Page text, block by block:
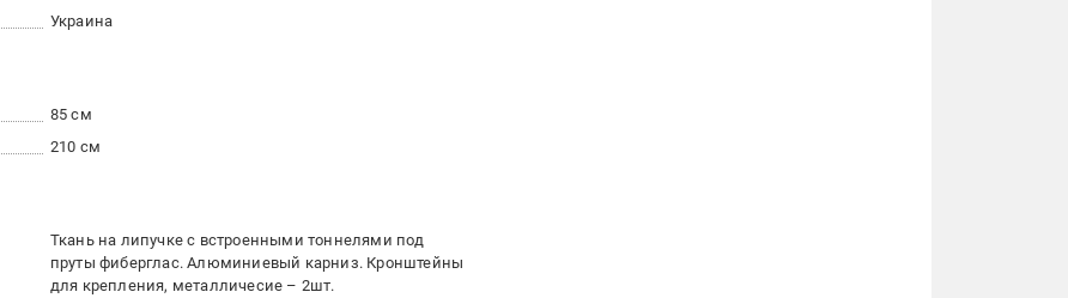
Украина
85 см
210 см
Ткань на липучке с встроенными тоннелями под
пруты фиберглас. Алюминиевый карниз. Кронштейны
для крепления, металличесие – 2шт.